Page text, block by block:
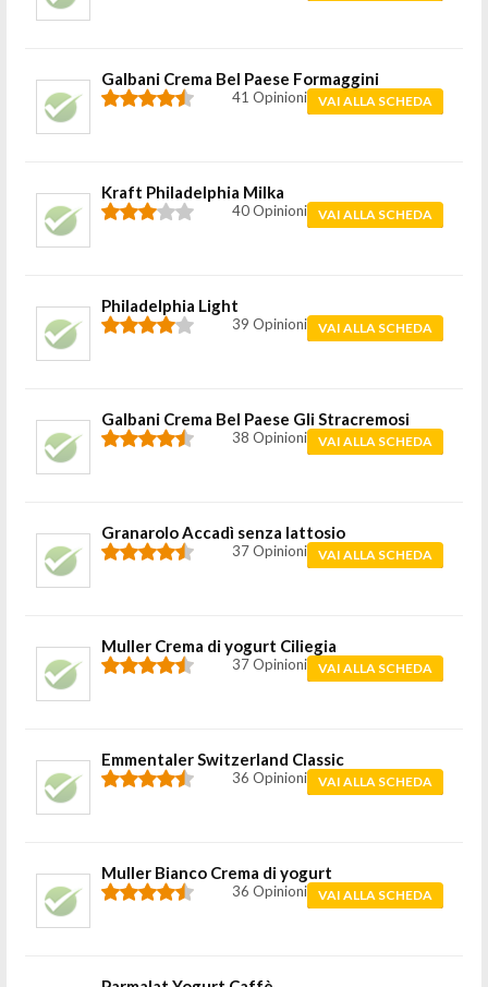
Galbani Crema Bel Paese Formaggini
41 Opinioni VAI ALLA SCHEDA
Kraft Philadelphia Milka
40 Opinioni VAI ALLA SCHEDA
Philadelphia Light
39 Opinioni VAI ALLA SCHEDA
Galbani Crema Bel Paese Gli Stracremosi
38 Opinioni VAI ALLA SCHEDA
Granarolo Accadì senza lattosio
37 Opinioni VAI ALLA SCHEDA
Muller Crema di yogurt Ciliegia
37 Opinioni VAI ALLA SCHEDA
Emmentaler Switzerland Classic
36 Opinioni VAI ALLA SCHEDA
Muller Bianco Crema di yogurt
36 Opinioni VAI ALLA SCHEDA